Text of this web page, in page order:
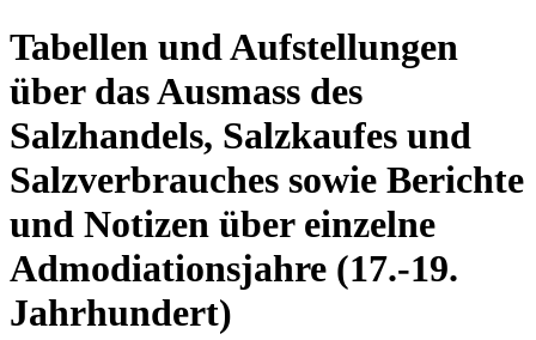
Tabellen und Aufstellungen
über das Ausmass des
Salzhandels, Salzkaufes und
Salzverbrauches sowie Berichte
und Notizen über einzelne
Admodiationsjahre (17.-19.
Jahrhundert)